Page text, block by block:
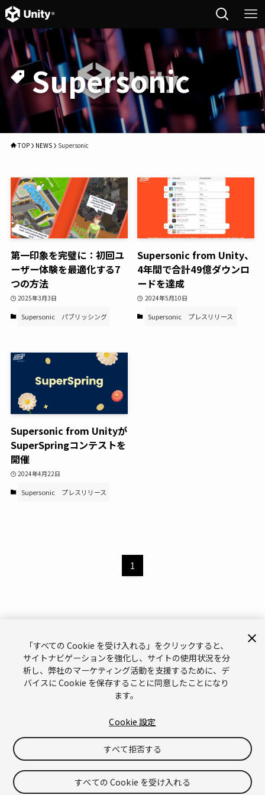
Supersonic
TOP NEWS Supersonic
第一印象を完璧に：初回ユ
ーザー体験を最適化する7
つの方法
2025年3月3日
Supersonic パブリッシング
Supersonic from Unity、
4年間で合計49億ダウンロ
ードを達成
2024年5月10日
Supersonic プレスリリース
Supersonic from Unityが
SuperSpringコンテストを
開催
2024年4月22日
Supersonic プレスリリース
1
サポート お問い合わせ
メールマガジン
ブランドガイドライン（英語）
Copyright © 2026 Unity Technologies
びその他の国における Unity Technologies またはその関係会社の商標または
登録商標
です。その他の名称またはブランドは該当する所有者の商標です。
「すべての Cookie を受け入れる」をクリックすると、
サイトナビゲーションを強化し、サイトの使用状況を分
析し、弊社のマーケティング活動を支援するために、デ
バイスに Cookie を保存することに同意したことになり
ます。
Cookie 設定
すべて拒否する
すべての Cookie を受け入れる